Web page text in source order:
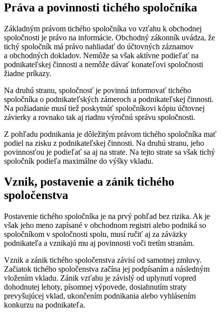
Práva a povinnosti tichého spoločníka
Základným právom tichého spoločníka vo vzťahu k obchodnej
spoločnosti je právo na informácie. Obchodný zákonník uvádza, že
tichý spoločník má právo nahliadať do účtovných záznamov
a obchodných dokladov. Nemôže sa však aktívne podieľať na
podnikateľskej činnosti a nemôže dávať konateľovi spoločnosti
žiadne príkazy.
Na druhú stranu, spoločnosť je povinná informovať tichého
spoločníka o podnikateľských zámeroch a podnikateľskej činnosti.
Na požiadanie musí tiež poskytnúť spoločníkovi kópiu účtovnej
závierky a rovnako tak aj riadnu výročnú správu spoločnosti.
Z pohľadu podnikania je dôležitým právom tichého spoločníka mať
podiel na zisku z podnikateľskej činnosti. Na druhú stranu, jeho
povinnosťou je podieľať sa aj na strate. Na tejto strate sa však tichý
spoločník podieľa maximálne do výšky vkladu.
Vznik, postavenie a zánik tichého
spoločenstva
Postavenie tichého spoločníka je na prvý pohľad bez rizika. Ak je
však jeho meno zapísané v obchodnom registri alebo podniká so
spoločníkom v spoločnosti spolu, musí ručiť aj za záväzky
podnikateľa a vznikajú mu aj povinnosti voči tretím stranám.
Vznik a zánik tichého spoločenstva závisí od samotnej zmluvy.
Začiatok tichého spoločenstva začína jej podpísaním a následným
vložením vkladu. Zánik vzťahu je závislý od uplynutí vopred
dohodnutej lehoty, písomnej výpovede, dosiahnutím straty
prevyšujúcej vklad, ukončením podnikania alebo vyhlásením
konkurzu na podnikateľa.